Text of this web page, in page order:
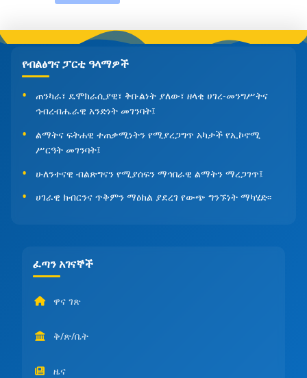
የብልፅግና ፓርቲ ዓላማዎች
ጠንካራ፣ ዴሞክራሲያዊ፣ ቅቡልነት ያለው፣ ዘላቂ ሀገረ-መንግሥትና
ኅብረብሔራዊ አንድነት መገንባት፤
ልማትና ፍትሐዊ ተጠቃሚነትን የሚያረጋግጥ አካታች የኢኮኖሚ
ሥርዓት መገንባት፤
ሁለንተናዊ ብልጽግናን የሚያሰፍን ማኅበራዊ ልማትን ማረጋገጥ፤
ሀገራዊ ክብርንና ጥቅምን ማዕከል ያደረገ የውጭ ግንኙነት ማካሄድ፡፡
ፈጣን አገናኞች
ዋና ገጽ
ቅ/ጽ/ቤት
ዜና